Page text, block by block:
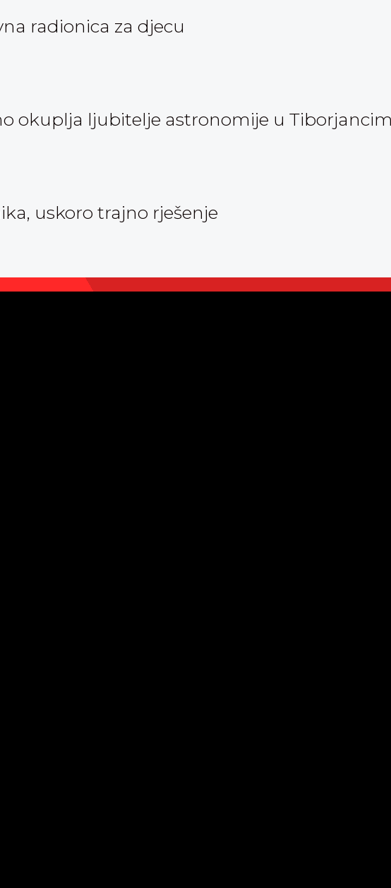
radionica za djecu
okuplja ljubitelje astronomije u
uskoro trajno rješenje